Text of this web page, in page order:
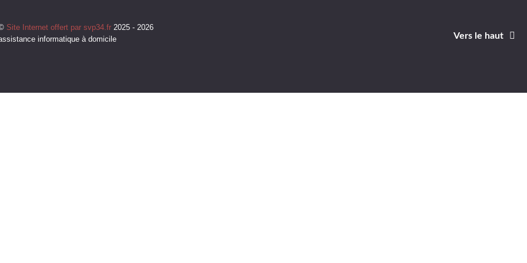
Site Internet offert par svp34.fr 2025 - 2026
informatique à domicile
Vers le haut